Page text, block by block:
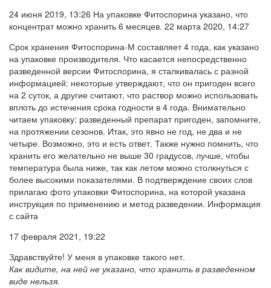
24 июня 2019, 13:26 На упаковке Фитоспорина указано, что
концентрат можно хранить 6 месяцев. 22 марта 2020, 14:27
Срок хранения Фитоспорина-М составляет 4 года, как указано
на упаковке производителя. Что касается непосредственно
разведенной версии Фитоспорина, я сталкивалась с разной
информацией: некоторые утверждают, что он пригоден всего
на 2 суток, а другие считают, что раствор можно использовать
вплоть до истечения срока годности в 4 года. Внимательно
читаем упаковку: разведенный препарат пригоден, запомните,
на протяжении сезонов. Итак, это явно не год, не два и не
четыре. Возможно, это и есть ответ. Также нужно помнить, что
хранить его желательно не выше 30 градусов, лучше, чтобы
температура была ниже, так как летом можно столкнуться с
более высокими показателями. В подтверждение своих слов
прилагаю фото упаковки Фитоспорина, на которой указана
инструкция по применению и метод разведении. Информация
с сайта
17 февраля 2021, 19:22
Здравствуйте! У меня в упаковке такого нет.
Как видите, на ней не указано, что хранить в разведенном
виде нельзя.